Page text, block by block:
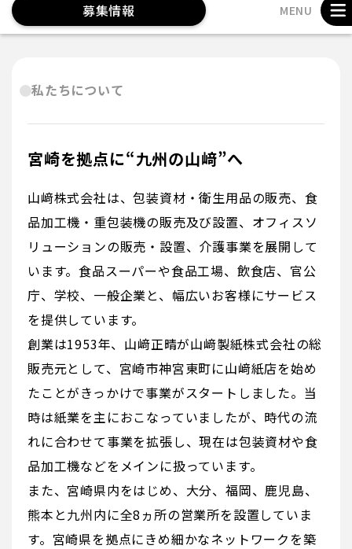
募集情報 MENU
私たちについて
宮崎を拠点に“九州の山﨑”へ
山﨑株式会社は、包装資材・衛生用品の販売、食
品加工機・重包装機の販売及び設置、オフィスソ
リューションの販売・設置、介護事業を展開して
います。食品スーパーや食品工場、飲食店、官公
庁、学校、一般企業と、幅広いお客様にサービス
を提供しています。
創業は1953年、山﨑正晴が山﨑製紙株式会社の総
販売元として、宮崎市神宮東町に山﨑紙店を始め
たことがきっかけで事業がスタートしました。当
時は紙業を主におこなっていましたが、時代の流
れに合わせて事業を拡張し、現在は包装資材や食
品加工機などをメインに扱っています。
また、宮崎県内をはじめ、大分、福岡、鹿児島、
熊本と九州内に全8ヵ所の営業所を設置していま
す。宮崎県を拠点にきめ細かなネットワークを築